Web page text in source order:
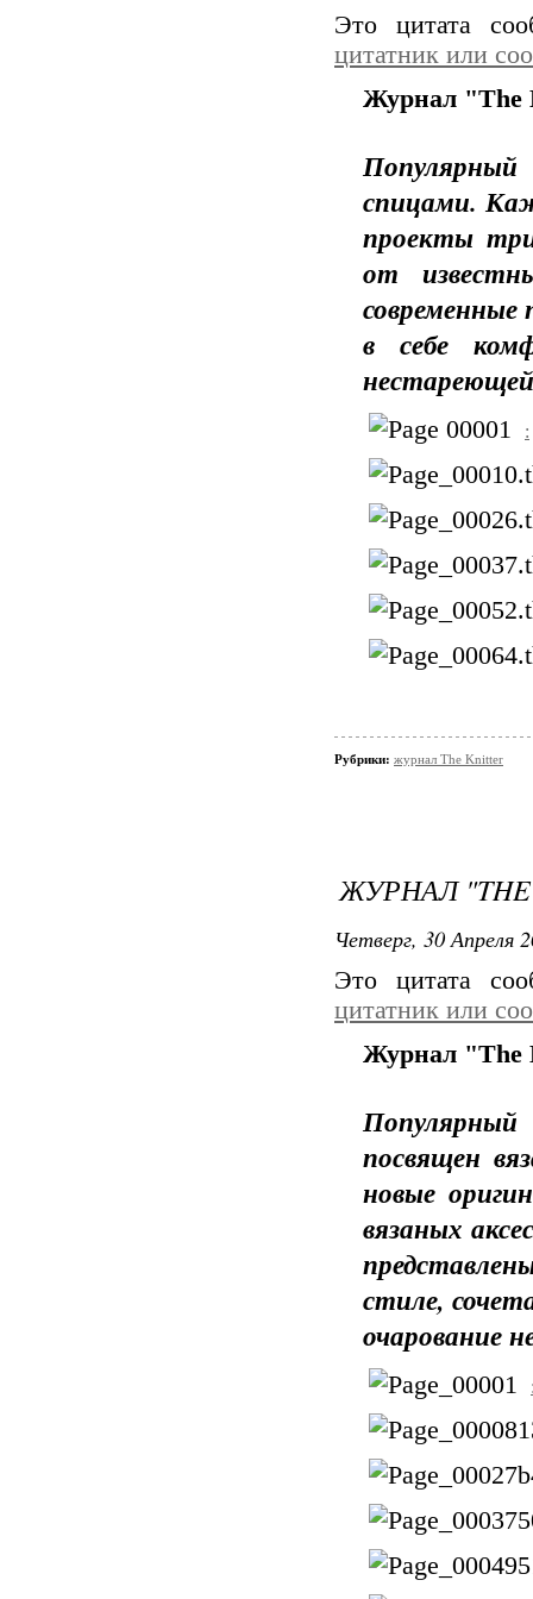
Это цитата
цитатник или
Журнал "The
спицами.
проекты
от
в себе
:
Рубрики: журнал The Knitter
ЖУРНАЛ "THE
Четверг, 30 Апреля
Это цитата
цитатник или
Журнал "The
посвящен
новые
вязаных
стиле,
очарование